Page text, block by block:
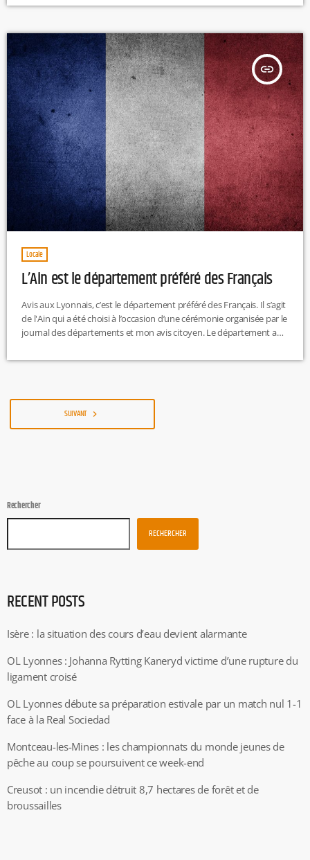
classes. R.H
insert_link
Locale
L’Ain est le département préféré des Français
Avis aux Lyonnais, c’est le département préféré des Français. Il s’agit
de l'Ain qui a été choisi à l’occasion d’une cérémonie organisée par le
journal des départements et mon avis citoyen. Le département a
R.H
SUIVANT navigate_next
Rechercher
RECHERCHER
RECENT POSTS
Isère : la situation des cours d’eau devient alarmante
OL Lyonnes : Johanna Rytting Kaneryd victime d’une rupture du
ligament croisé
OL Lyonnes débute sa préparation estivale par un match nul 1-1
face à la Real Sociedad
Montceau-les-Mines : les championnats du monde jeunes de
pêche au coup se poursuivent ce week-end
Creusot : un incendie détruit 8,7 hectares de forêt et de
broussailles